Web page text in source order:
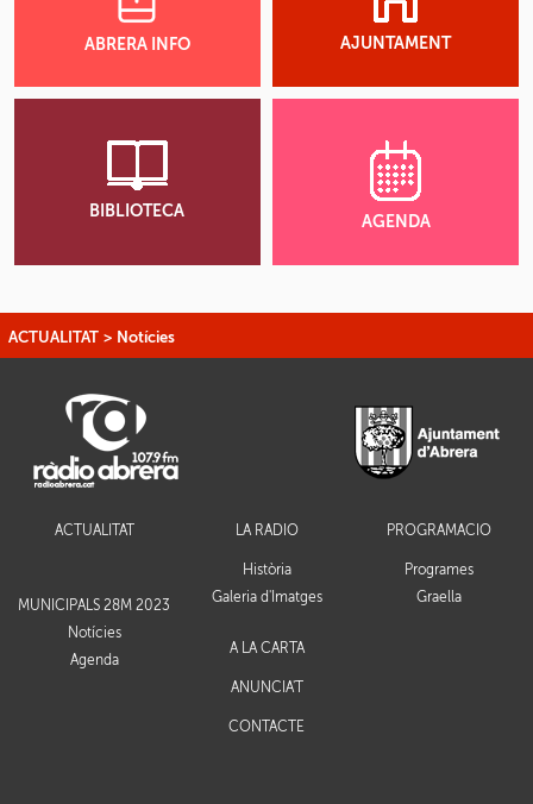
ABRERA INFO AJUNTAMENT
BIBLIOTECA
AGENDA
ACTUALITAT > Notícies
ACTUALITAT
MUNICIPALS 28M 2023
Notícies
Agenda
LA RÀDIO
Història
Galeria d'Imatges
PROGRAMACIÓ
Programes
Graella
A LA CARTA
ANUNCIA'T
CONTACTE